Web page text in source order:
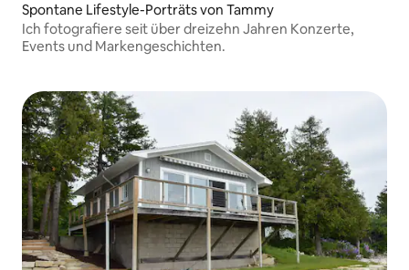
Spontane Lifestyle-Porträts von Tammy
Ich fotografiere seit über dreizehn Jahren Konzerte,
Events und Markengeschichten.